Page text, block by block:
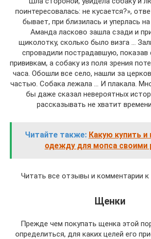
поинтересовалась: не кусается?»,
бывает, при близилась и уперлась
Аманда ласково зашла сзади и
щиколотку, сколько было визга …
спровадили пострадавшую, показав
прививкам, а собаку из поля зрения
часа. Обошли все село, нашли за
частью. Собака лежала … И плакала.
бы даже сказал невероятных
рассказывать не хватит
Читайте также: Какую купить и
одежду для мопса своими
Читать все отзывы и комментарии к
Щенки
Прежде чем покупать щенка этой
определиться, для каких целей его